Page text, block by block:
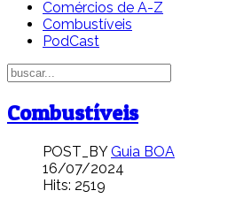
Comércios de A-Z
Combustíveis
PodCast
Combustíveis
POST_BYGuia BOA
16/07/2024
Hits: 2519